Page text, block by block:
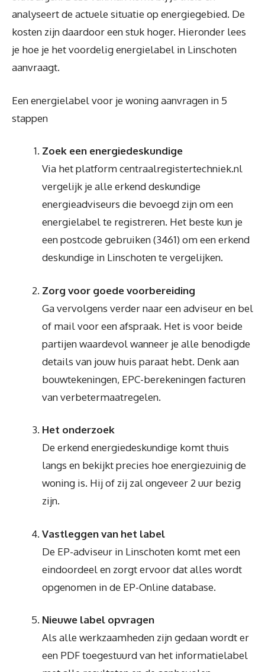
analyseert de actuele situatie op energiegebied. De
kosten zijn daardoor een stuk hoger. Hieronder lees
je hoe je het voordelig energielabel in Linschoten
aanvraagt.
Een energielabel voor je woning aanvragen in 5
stappen
Zoek een energiedeskundige
Via het platform centraalregistertechniek.nl
vergelijk je alle erkend deskundige
energieadviseurs die bevoegd zijn om een
energielabel te registreren. Het beste kun je
een postcode gebruiken (3461) om een erkend
deskundige in Linschoten te vergelijken.
Zorg voor goede voorbereiding
Ga vervolgens verder naar een adviseur en bel
of mail voor een afspraak. Het is voor beide
partijen waardevol wanneer je alle benodigde
details van jouw huis paraat hebt. Denk aan
bouwtekeningen, EPC-berekeningen facturen
van verbetermaatregelen.
Het onderzoek
De erkend energiedeskundige komt thuis
langs en bekijkt precies hoe energiezuinig de
woning is. Hij of zij zal ongeveer 2 uur bezig
zijn.
Vastleggen van het label
De EP-adviseur in Linschoten komt met een
eindoordeel en zorgt ervoor dat alles wordt
opgenomen in de EP-Online database.
Nieuwe label opvragen
Als alle werkzaamheden zijn gedaan wordt er
een PDF toegestuurd van het informatielabel